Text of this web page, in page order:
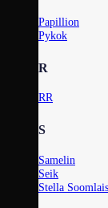
Papillion
Pykok
R
RR
S
Samelin
Seik
Stella Soomlais